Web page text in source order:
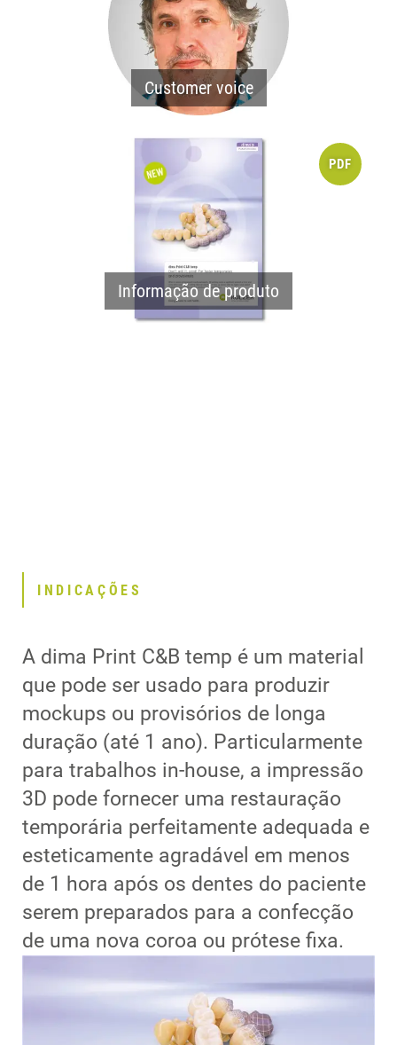
Customer voice
Informação de produto
PDF
INDICAÇÕES
A dima Print C&B temp é um material
que pode ser usado para produzir
mockups ou provisórios de longa
duração (até 1 ano). Particularmente
para trabalhos in-house, a impressão
3D pode fornecer uma restauração
temporária perfeitamente adequada e
esteticamente agradável em menos
de 1 hora após os dentes do paciente
serem preparados para a confecção
de uma nova coroa ou prótese fixa.